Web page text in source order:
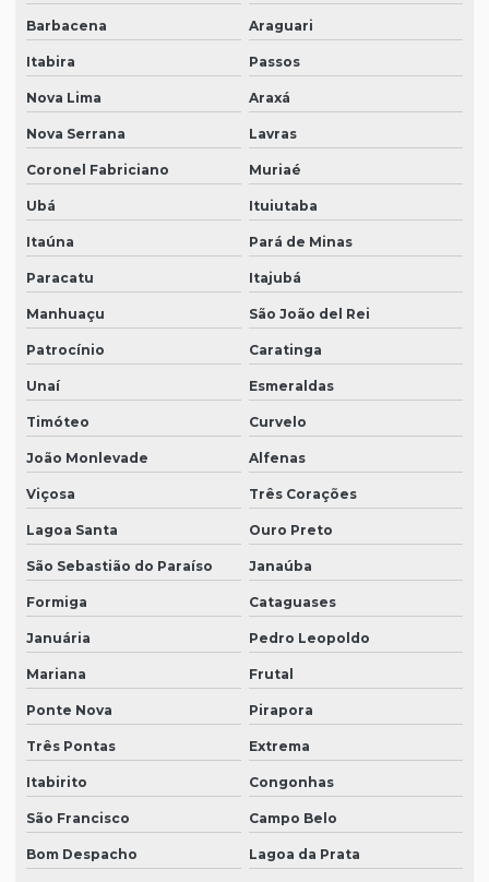
Barbacena Araguari
Itabira Passos
Nova Lima Araxá
Nova Serrana Lavras
Coronel Fabriciano Muriaé
Ubá Ituiutaba
Itaúna Pará de Minas
Paracatu Itajubá
Manhuaçu São João del Rei
Patrocínio Caratinga
Unaí Esmeraldas
Timóteo Curvelo
João Monlevade Alfenas
Viçosa Três Corações
Lagoa Santa Ouro Preto
São Sebastião do Paraíso Janaúba
Formiga Cataguases
Januária Pedro Leopoldo
Mariana Frutal
Ponte Nova Pirapora
Três Pontas Extrema
Itabirito Congonhas
São Francisco Campo Belo
Bom Despacho Lagoa da Prata